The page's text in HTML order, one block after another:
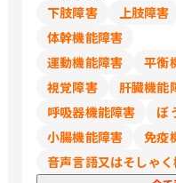
参道、
岡、栄
御池、
阪大前
明石、
松口、
ケ浜、
知、祇
下肢障害
上肢障害
体幹機能障害
運動機能障害
平衡
視覚障害
肝臓機能
呼吸器機能障害
ぼ
小腸機能障害
免疫
音声言語又はそしゃ